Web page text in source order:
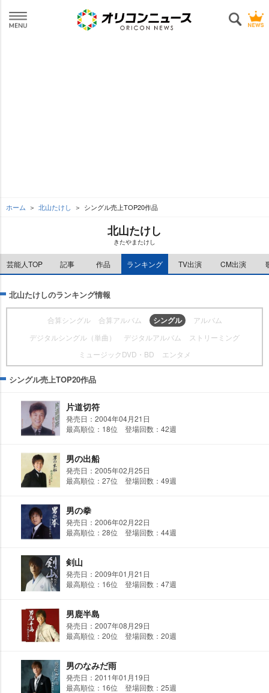
ホーム 北山たけし シングル売上TOP20作品
北山たけし
きたやまたけし
芸能人TOP 記事 作品 ランキング TV出演 CM出演
北山たけしのランキング情報
合算シングル 合算アルバム シングル
アルバム
デジタルシングル（単曲）
デジタルアルバム
ストリーミング
ミュージックDVD・BD
エンタメ
シングル売上TOP20作品
片道切符
発売日：2004年04月21日
最高順位：18位 登場回数：42週
男の出船
発売日：2005年02月25日
最高順位：27位 登場回数：49週
男の拳
発売日：2006年02月22日
最高順位：28位 登場回数：44週
剣山
発売日：2009年01月21日
最高順位：16位 登場回数：47週
男鹿半島
発売日：2007年08月29日
最高順位：20位 登場回数：20週
男のなみだ雨
発売日：2011年01月19日
最高順位：16位 登場回数：25週